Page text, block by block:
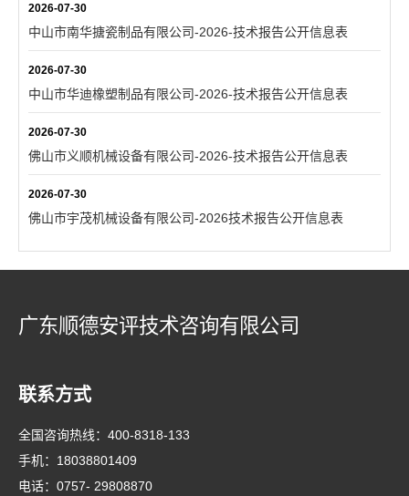
2026-07-30
中山市南华搪瓷制品有限公司-2026-技术报告公开信息表
2026-07-30
中山市华迪橡塑制品有限公司-2026-技术报告公开信息表
2026-07-30
佛山市义顺机械设备有限公司-2026-技术报告公开信息表
2026-07-30
佛山市宇茂机械设备有限公司-2026技术报告公开信息表
广东顺德安评技术咨询有限公司
联系方式
全国咨询热线： 400-8318-133
手机： 18038801409
电话： 0757- 29808870